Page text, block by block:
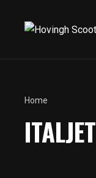
Home